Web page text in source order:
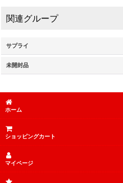
関連グループ
サプライ
未開封品
ホーム
ショッピングカート
マイページ